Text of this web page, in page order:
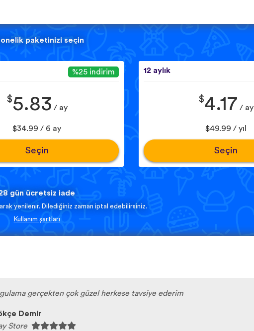
paketinizi seçin
%25 indirim
$5.83 / ay
$34.99 / 6 ay
Seçin
12 aylık
$4.17 / ay
$49.99 / yıl
Seçin
gün ücretsiz iade
yenilenir. Dilediğiniz zaman iptal edebilirsiniz.
Kullanım şartları
gerçekten çok güzel herkese tavsiye ederim
Demir
Store